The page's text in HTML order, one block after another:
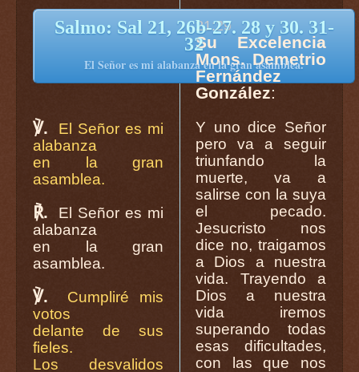
Salmo: Sal 21, 26b-27. 28 y 30. 31-
32
El Señor es mi alabanza en la gran asamblea.
℣.
El Señor es mi
alabanza
en la gran
asamblea.
℟.
El Señor es mi
alabanza
en la gran
asamblea.
℣.
Cumpliré mis
votos
delante de sus
fieles.
Los desvalidos
21:29
Su Excelencia
Mons. Demetrio
Fernández
González:
Y uno dice Señor
pero va a seguir
triunfando la
muerte, va a
salirse con la suya
el pecado.
Jesucristo nos
dice no, traigamos
a Dios a nuestra
vida. Trayendo a
Dios a nuestra
vida iremos
superando todas
esas dificultades,
con las que nos